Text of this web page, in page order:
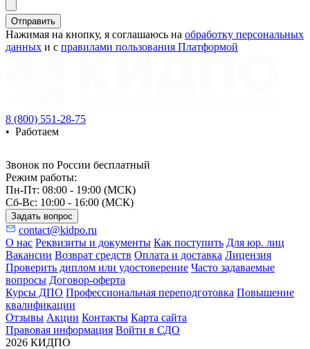
Отправить
Нажимая на кнопку, я соглашаюсь на обработку персональных
данных и с правилами пользования Платформой
8 (800) 551-28-75
• Работаем
Звонок по России бесплатный
Режим работы:
Пн-Пт: 08:00 - 19:00 (МСК)
Сб-Вс: 10:00 - 16:00 (МСК)
Задать вопрос
contact@kidpo.ru
О нас Реквизиты и документы Как поступить Для юр. лиц
Вакансии Возврат средств Оплата и доставка Лицензия
Проверить диплом или удостоверение Часто задаваемые
вопросы Договор-оферта
Курсы ДПО Профессиональная переподготовка Повышение
квалификации
Отзывы Акции Контакты Карта сайта
Правовая информация Войти в СДО
2026 КИДПО